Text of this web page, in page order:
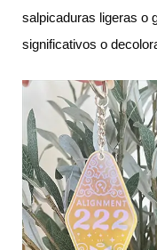
salpicaduras ligeras o
significativos o